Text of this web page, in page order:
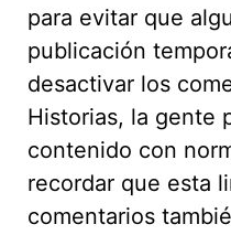
para evitar que
publicación
desactivar los
Historias, la gente
contenido con
recordar que esta
comentarios